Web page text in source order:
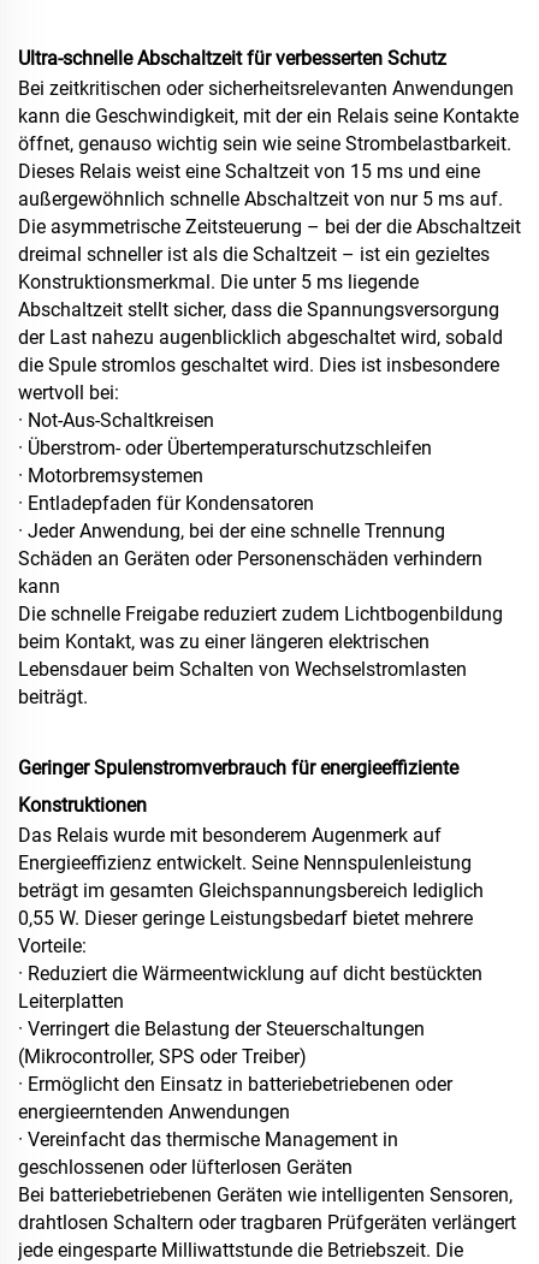
Ultra-schnelle Abschaltzeit für verbesserten Schutz
Bei zeitkritischen oder sicherheitsrelevanten Anwendungen
kann die Geschwindigkeit, mit der ein Relais seine Kontakte
öffnet, genauso wichtig sein wie seine Strombelastbarkeit.
Dieses Relais weist eine Schaltzeit von 15 ms und eine
außergewöhnlich schnelle Abschaltzeit von nur 5 ms auf.
Die asymmetrische Zeitsteuerung – bei der die Abschaltzeit
dreimal schneller ist als die Schaltzeit – ist ein gezieltes
Konstruktionsmerkmal. Die unter 5 ms liegende
Abschaltzeit stellt sicher, dass die Spannungsversorgung
der Last nahezu augenblicklich abgeschaltet wird, sobald
die Spule stromlos geschaltet wird. Dies ist insbesondere
wertvoll bei:
· Not-Aus-Schaltkreisen
· Überstrom- oder Übertemperaturschutzschleifen
· Motorbremsystemen
· Entladepfaden für Kondensatoren
· Jeder Anwendung, bei der eine schnelle Trennung
Schäden an Geräten oder Personenschäden verhindern
kann
Die schnelle Freigabe reduziert zudem Lichtbogenbildung
beim Kontakt, was zu einer längeren elektrischen
Lebensdauer beim Schalten von Wechselstromlasten
beiträgt.
Geringer Spulenstromverbrauch für energieeffiziente
Konstruktionen
Das Relais wurde mit besonderem Augenmerk auf
Energieeffizienz entwickelt. Seine Nennspulenleistung
beträgt im gesamten Gleichspannungsbereich lediglich
0,55 W. Dieser geringe Leistungsbedarf bietet mehrere
Vorteile:
· Reduziert die Wärmeentwicklung auf dicht bestückten
Leiterplatten
· Verringert die Belastung der Steuerschaltungen
(Mikrocontroller, SPS oder Treiber)
· Ermöglicht den Einsatz in batteriebetriebenen oder
energieerntenden Anwendungen
· Vereinfacht das thermische Management in
geschlossenen oder lüfterlosen Geräten
Bei batteriebetriebenen Geräten wie intelligenten Sensoren,
drahtlosen Schaltern oder tragbaren Prüfgeräten verlängert
jede eingesparte Milliwattstunde die Betriebszeit. Die